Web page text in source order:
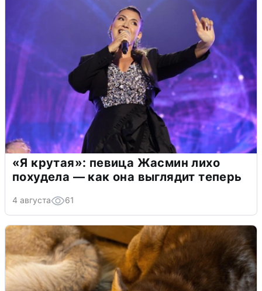
«Я крутая»: певица Жасмин лихо
похудела — как она выглядит теперь
4 августа 61